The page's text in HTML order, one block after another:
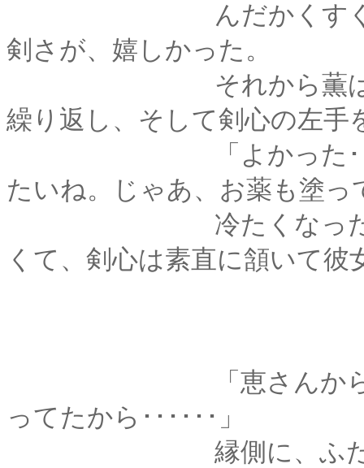
んだかくすぐったく
剣さが、嬉しかった。
それから薫は何杯か
繰り返し、そして剣心の左
「よかった･･････水
たいね。じゃあ、お薬も塗っ
冷たくなった手に伝
くて、剣心は素直に頷いて彼
「恵さんから貰った
ってたから･･････」
縁側に、ふたりは向